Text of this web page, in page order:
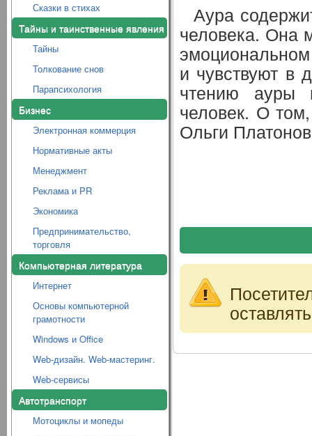
Сказки в стихах
Тайны и таинственные явления
Тайны
Толкование снов
Парапсихология
Бизнес
Электронная коммерция
Нормативные акты
Менеджмент
Реклама и PR
Экономика
Предпринимательство,
торговля
Компьютерная литература
Интернет
Основы компьютерной
грамотности
Windows и Office
Web-дизайн. Web-мастеринг.
Web-сервисы
Автотранспорт
Мотоциклы и мопеды
Аура
человека. Она
и чувствуют в
чтению ауры
человек. О
Ольги